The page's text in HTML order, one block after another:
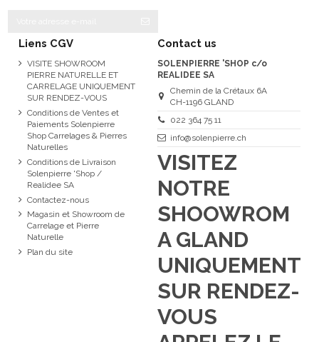
Liens CGV
VISITE SHOWROOM
PIERRE NATURELLE ET
CARRELAGE UNIQUEMENT
SUR RENDEZ-VOUS
Conditions de Ventes et
Paiements Solenpierre
Shop Carrelages & Pierres
Naturelles
Conditions de Livraison
Solenpierre 'Shop /
Realidee SA
Contactez-nous
Magasin et Showroom de
Carrelage et Pierre
Naturelle
Plan du site
Contact us
SOLENPIERRE 'SHOP c/o
REALIDEE SA
Chemin de la Crétaux 6A
CH-1196 GLAND
022 364 75 11
info@solenpierre.ch
VISITEZ
NOTRE
SHOOWROM
A GLAND
UNIQUEMENT
SUR RENDEZ-
VOUS